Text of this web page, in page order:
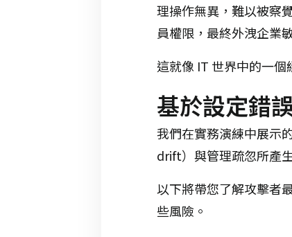
理操作無異，難以被察
員權限，最終外洩企業
這就像 IT 世界中的一
基於設定錯
我們在實務演練中展示
drift）與管理疏忽所產
以下將帶您了解攻擊者
些風險。